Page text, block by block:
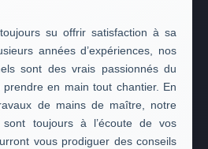
su offrir satisfaction à sa
années d’expériences, nos
sont des vrais passionnés du
en main tout chantier. En
de mains de maître, notre
toujours à l’écoute de vos
vous prodiguer des conseils